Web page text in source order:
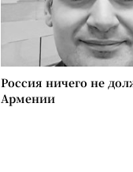
Россия ничего не
Армении